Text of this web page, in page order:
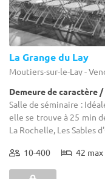
La Grange du Lay
Moutiers-sur-le-Lay -
Demeure de caractère
Salle de séminaire :
elle se trouve à 25 min
La Rochelle, Les Sables
10-400 42 max